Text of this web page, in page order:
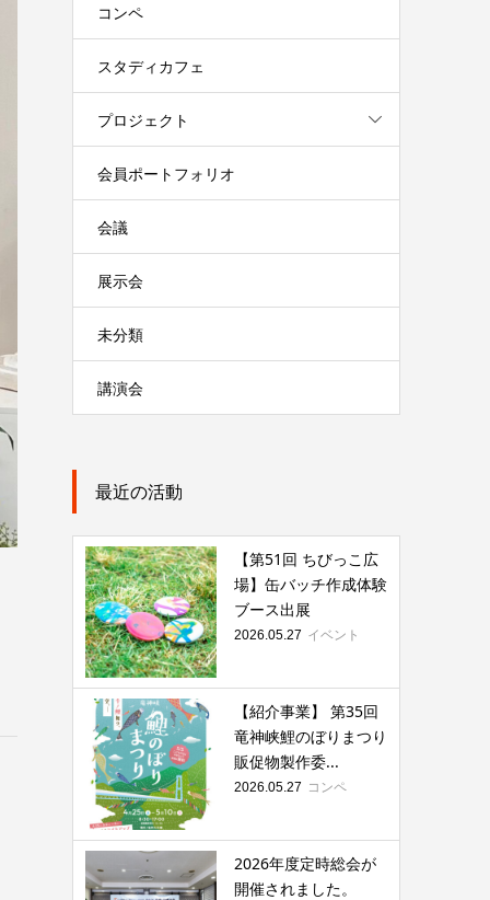
コンペ
スタディカフェ
プロジェクト
会員ポートフォリオ
会議
展示会
未分類
講演会
最近の活動
【第51回 ちびっこ広
場】缶バッチ作成体験
ブース出展
2026.05.27 イベント
【紹介事業】 第35回
竜神峡鯉のぼりまつり
販促物製作委...
2026.05.27 コンペ
2026年度定時総会が
開催されました。